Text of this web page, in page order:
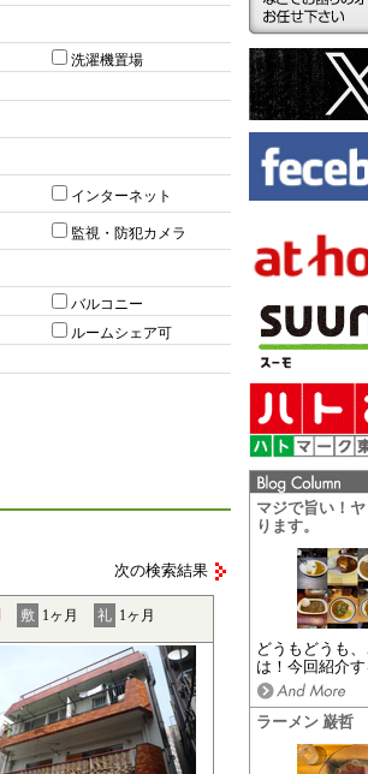
マジで旨い！
ります。
どうもどうも
は！今回紹介す
ラーメン 巌哲
洗濯機置場
インターネット
監視・防犯カメラ
バルコニー
ルームシェア可
次の検索結果
敷 1ヶ月 礼 1ヶ月